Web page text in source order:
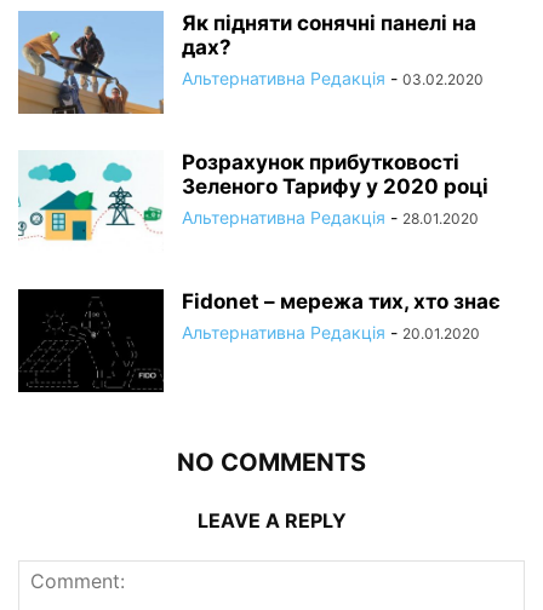
Як підняти сонячні панелі на
дах?
Альтернативна Редакція - 03.02.2020
Розрахунок прибутковості
Зеленого Тарифу у 2020 році
Альтернативна Редакція - 28.01.2020
Fidonet – мережа тих, хто знає
Альтернативна Редакція - 20.01.2020
NO COMMENTS
LEAVE A REPLY